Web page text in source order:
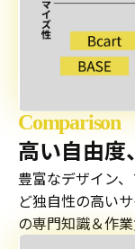
Comparison
高い自由度
豊富なデザイン
ど独自性の高い
の専門知識＆作